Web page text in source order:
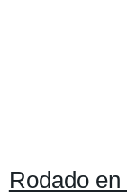
Rodado